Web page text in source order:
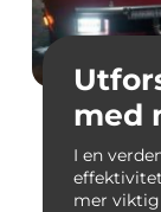
med
I en
mer